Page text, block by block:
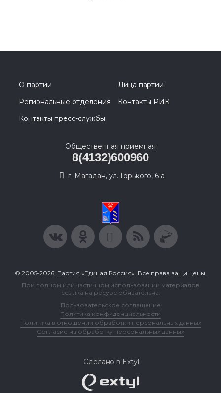
О партии
Лица партии
Региональные отделения
Контакты РИК
Контакты пресс-службы
Общественная приемная
8(4132)600960
г. Магадан, ул. Горького, 6 а
© 2005-2026, Партия «Единая Россия». Все права защищены.
При полном или частичном использовании материалов
ссылка на ресурс обязательна.
Пользовательское соглашение
Политика конфиденциальности
Политика в отношении обработки персональных данных
Согласие на обработку персональных данных
Сделано в Extyl